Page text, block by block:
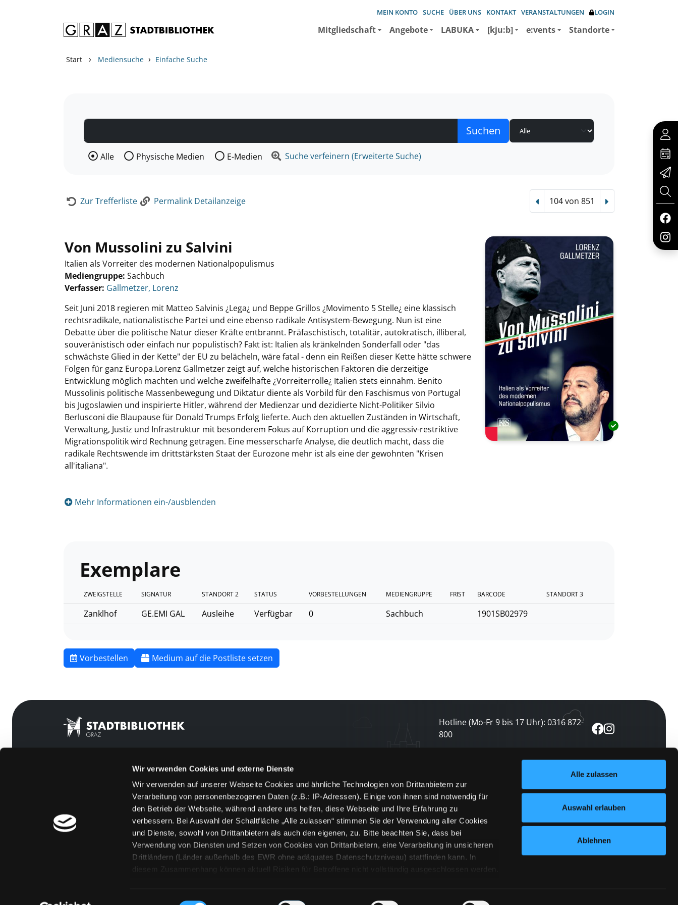
Wir verwenden Cookies und externe Dienste
Wir verwenden auf unserer Webseite Cookies und ähnliche Technologien von Drittanbietern zur
Verarbeitung von personenbezogenen Daten (z.B.: IP-Adressen). Einige von ihnen sind notwendig für
den Betrieb der Webseite, während andere uns helfen, diese Webseite und Ihre Erfahrung zu
verbessern. Bei Auswahl der Schaltfläche „Alle zulassen“ stimmen Sie der Verwendung aller Cookies
und Dienste, sowohl von Drittanbietern als auch den eigenen, zu. Bitte beachten Sie, dass bei
Verwendung von Diensten und Setzen von Cookies von Drittanbietern, eine Verarbeitung in unsicheren
Drittländern (Länder außerhalb des EWR ohne adäquates Datenschutzniveau) stattfinden kann. In
diesem Zusammenhang können aktuell Risiken für Betroffene nicht vollständig ausgeschlossen werden.
Einwilligungsauswahl
Alle zulassen
Auswahl erlauben
Ablehnen
MEIN KONTO SUCHE ÜBER UNS KONTAKT VERANSTALTUNGEN LOGIN
Mitgliedschaft Angebote LABUKA [kju:b] e:vents Standorte
Start › Mediensuche › Einfache Suche
Wählen Sie die Medienart nach der Sie suchen wollen.
Alle Physische Medien E-Medien Suche verfeinern (Erweiterte Suche)
Zur Trefferliste Permalink Detailanzeige Vorheriger Treffer
104 von 851 Nächster Treffer
Von Mussolini zu Salvini
Italien als Vorreiter des modernen Nationalpopulismus
Mediengruppe: Sachbuch
Verfasser: Suche nach diesem Verfasser
Gallmetzer, Lorenz
Seit Juni 2018 regieren mit Matteo Salvinis ¿Lega¿ und Beppe Grillos ¿Movimento 5 Stelle¿ eine klassisch
rechtsradikale, nationalistische Partei und eine ebenso radikale Antisystem-Bewegung. Nun ist eine
Debatte über die politische Natur dieser Kräfte entbrannt. Präfaschistisch, totalitär, autokratisch, illiberal,
souveränistisch oder einfach nur populistisch? Fakt ist: Italien als kränkelnden Sonderfall oder "das
schwächste Glied in der Kette" der EU zu belächeln, wäre fatal - denn ein Reißen dieser Kette hätte schwere
Folgen für ganz Europa.Lorenz Gallmetzer zeigt auf, welche historischen Faktoren die derzeitige
Entwicklung möglich machten und welche zweifelhafte ¿Vorreiterrolle¿ Italien stets einnahm. Benito
Mussolinis politische Massenbewegung und Diktatur diente als Vorbild für den Faschismus von Portugal
bis Jugoslawien und inspirierte Hitler, während der Medienzar und dezidierte Nicht-Politiker Silvio
Berlusconi die Blaupause für Donald Trumps Erfolg lieferte. Auch den aktuellen Zuständen in Wirtschaft,
Verwaltung, Justiz und Infrastruktur mit besonderem Fokus auf Korruption und die aggressiv-restriktive
Migrationspolitik wird Rechnung getragen. Eine messerscharfe Analyse, die deutlich macht, dass die
radikale Rechtswende im drittstärksten Staat der Eurozone mehr ist als eine der gewohnten "Krisen
all'italiana".
Mehr Informationen ein-/ausblenden
Exemplare
ZWEIGSTELLE SIGNATUR STANDORT 2 STATUS VORBESTELLUNGEN MEDIENGRUPPE FRIST BARCODE STANDORT 3
Zanklhof GE.EMI GAL Ausleihe Verfügbar 0 Sachbuch 1901SB02979
Vorbestellen Medium auf die Postliste setzen
Hotline (Mo-Fr 9 bis 17 Uhr): 0316 872-
800
[kju:b]
Feedback
Kontakt
Über uns
Jobs
Medienwunsch
FAQs
Newsletter abonnieren
und keine Veranstaltung verpassen
jetzt abonnieren